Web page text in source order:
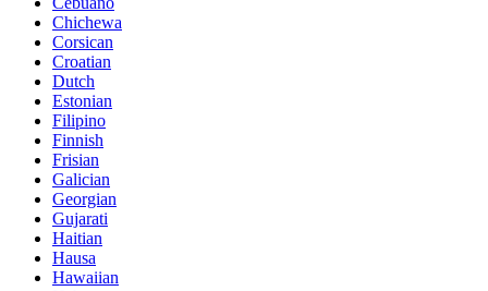
Chichewa
Corsican
Croatian
Dutch
Estonian
Filipino
Finnish
Frisian
Galician
Georgian
Gujarati
Haitian
Hausa
Hawaiian